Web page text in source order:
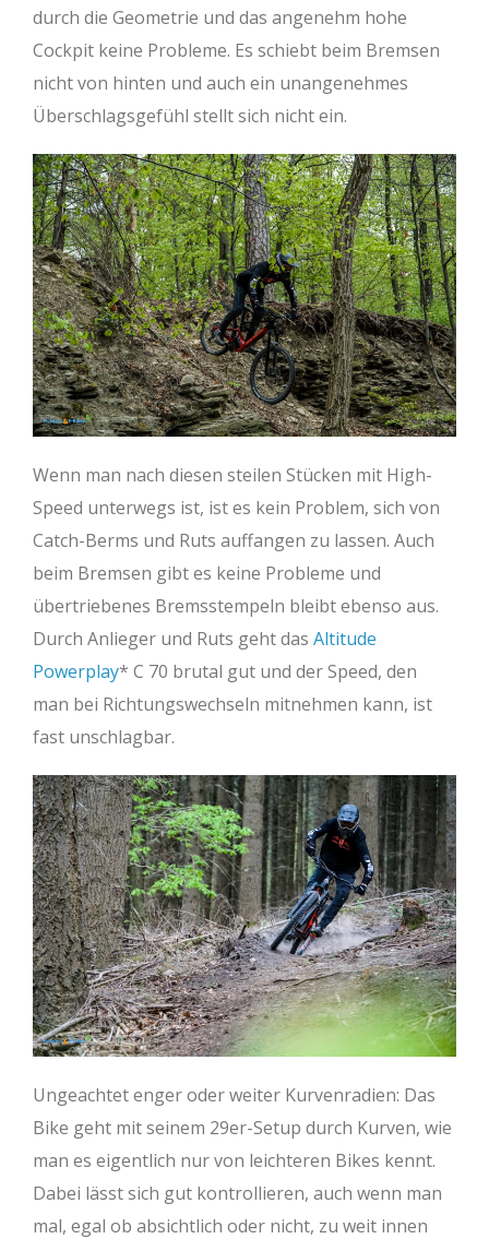
durch die Geometrie und das angenehm hohe
Cockpit keine Probleme. Es schiebt beim Bremsen
nicht von hinten und auch ein unangenehmes
Überschlagsgefühl stellt sich nicht ein.
Wenn man nach diesen steilen Stücken mit High-
Speed unterwegs ist, ist es kein Problem, sich von
Catch-Berms und Ruts auffangen zu lassen. Auch
beim Bremsen gibt es keine Probleme und
übertriebenes Bremsstempeln bleibt ebenso aus.
Durch Anlieger und Ruts geht das Altitude
Powerplay C 70 brutal gut und der Speed, den
man bei Richtungswechseln mitnehmen kann, ist
fast unschlagbar.
Ungeachtet enger oder weiter Kurvenradien: Das
Bike geht mit seinem 29er-Setup durch Kurven, wie
man es eigentlich nur von leichteren Bikes kennt.
Dabei lässt sich gut kontrollieren, auch wenn man
mal, egal ob absichtlich oder nicht, zu weit innen